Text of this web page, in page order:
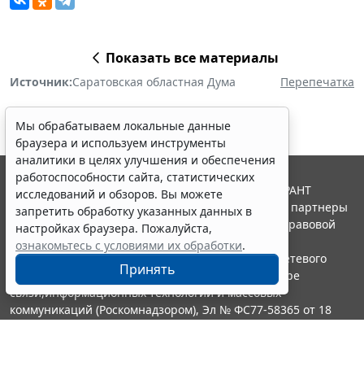
Показать все материалы
Источник:Саратовская областная Дума Перепечатка
Мы обрабатываем локальные данные
браузера и используем инструменты
аналитики в целях улучшения и обеспечения
работоспособности сайта, статистических
исследований и обзоров. Вы можете
запретить обработку указанных данных в
настройках браузера. Пожалуйста,
ознакомьтесь с условиями их обработки.
Принять
© ООО "НПП "ГАРАНТ-СЕРВИС", 2026. Система ГАРАНТ
выпускается с 1990 года. Компания "Гарант" и ее партнеры
являются участниками Российской ассоциации правовой
информации ГАРАНТ.
Портал ГАРАНТ.РУ зарегистрирован в качестве сетевого
издания Федеральной службой по надзору в сфере
связи,информационных технологий и массовых
коммуникаций (Роскомнадзором), Эл № ФС77-58365 от 18